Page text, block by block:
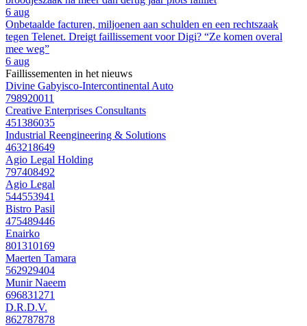
6 aug
Onbetaalde facturen, miljoenen aan schulden en een rechtszaak
tegen Telenet. Dreigt faillissement voor Digi? “Ze komen overal
mee weg”
6 aug
Faillissementen in het nieuws
Divine Gabyisco-Intercontinental Auto
798920011
Creative Enterprises Consultants
451386035
Industrial Reengineering & Solutions
463218649
Agio Legal Holding
797408492
Agio Legal
544553941
Bistro Pasil
475489446
Enairko
801310169
Maerten Tamara
562929404
Munir Naeem
696831271
D.R.D.V.
862787878